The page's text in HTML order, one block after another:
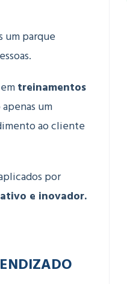
um parque
treinamentos
um
ao cliente
por
e inovador.